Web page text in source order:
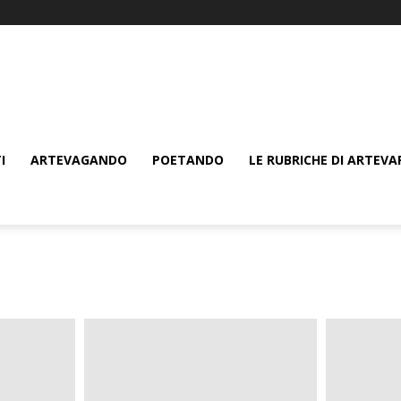
ARTEVAGANDO POETANDO LE RUBRICHE DI